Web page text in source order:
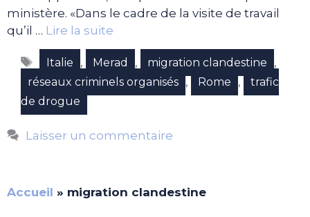
ministère. «Dans le cadre de la visite de travail
qu’il … Lire la suite
Étiquettes
Italie , Merad , migration clandestine ,
réseaux criminels organisés , Rome ,
trafic
de drogue
Laisser un commentaire
Accueil » migration clandestine